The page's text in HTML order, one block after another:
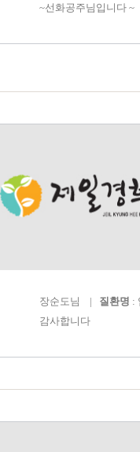
~선화공주님입니다 ~
장순도님 | 질환명 :
감사합니다